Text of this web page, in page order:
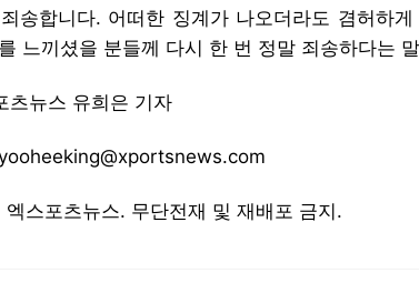
송합니다. 어떠한 징계가 나오더라도 겸허하
느끼셨을 분들께 다시 한 번 정말 죄송하다는
츠뉴스 유희은 기자
스포츠뉴스. 무단전재 및 재배포 금지.